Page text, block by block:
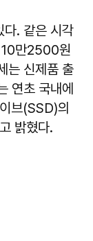
다. 같은 시각
만2500원
는 신제품 출
연초 국내에
브(SSD)의
밝혔다.